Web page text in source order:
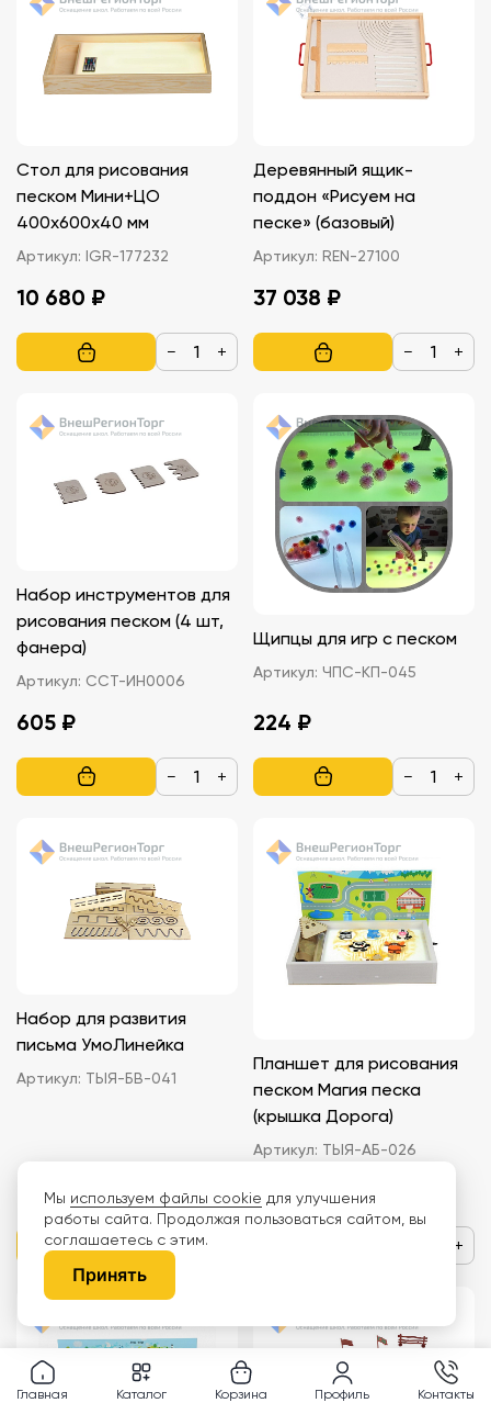
Стол для рисования
песком Мини+ЦО
400х600х40 мм
Артикул: IGR-177232
10 680 ₽
− +
Деревянный ящик-
поддон «Рисуем на
песке» (базовый)
Артикул: REN-27100
37 038 ₽
− +
Набор инструментов для
рисования песком (4 шт,
фанера)
Артикул: ССТ-ИН0006
605 ₽
− +
Щипцы для игр с песком
Артикул: ЧПС-КП-045
224 ₽
− +
Набор для развития
письма УмоЛинейка
Артикул: ТЫЯ-БВ-041
2 745 ₽
−
Планшет для рисования
песком Магия песка
(крышка Дорога)
Артикул: ТЫЯ-АБ-026
8 168 ₽
+
Главная Каталог Корзина Профиль Контакты
Мы используем файлы cookie для улучшения
работы сайта. Продолжая пользоваться сайтом, вы
соглашаетесь с этим.
Принять